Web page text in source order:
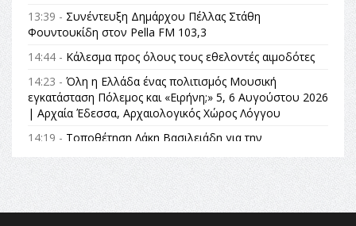
13:39 - Συνέντευξη Δημάρχου Πέλλας Στάθη
Φουντουκίδη στον Pella FM 103,3
14:44 - Κάλεσμα προς όλους τους εθελοντές αιμοδότες
14:23 - Όλη η Ελλάδα ένας πολιτισμός Μουσική
εγκατάσταση Πόλεμος και «Ειρήνη;» 5, 6 Αυγούστου 2026
| Αρχαία Έδεσσα, Αρχαιολογικός Χώρος Λόγγου
14:19 - Τοποθέτηση Λάκη Βασιλειάδη για την
θεσμικές διαδικασίες υπάρχει μόνο η ευθύνη απέναντι
στις επόμενες γενιές»
16:35 -Το πρόγραμμα του ΠΑΟΚ στον δεύτερο γύρο του